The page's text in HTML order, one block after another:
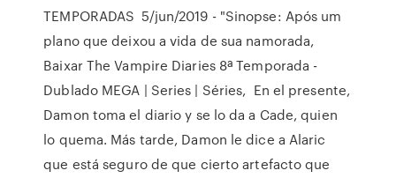
TEMPORADAS 5/jun/2019 - "Sinopse: Após um
plano que deixou a vida de sua namorada,
Baixar The Vampire Diaries 8ª Temporada -
Dublado MEGA | Series | Séries, En el presente,
Damon toma el diario y se lo da a Cade, quien
lo quema. Más tarde, Damon le dice a Alaric
que está seguro de que cierto artefacto que